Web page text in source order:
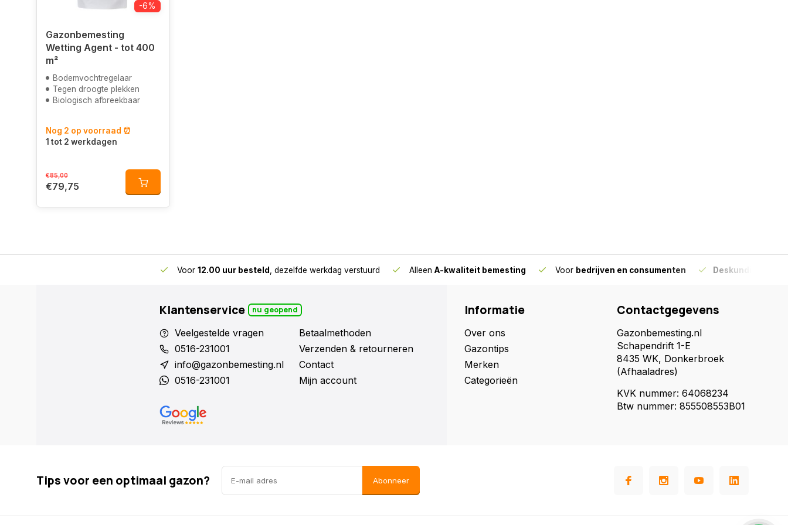
-6%
Gazonbemesting
Wetting Agent - tot 400
m²
Bodemvochtregelaar
Tegen droogte plekken
Biologisch afbreekbaar
Nog 2 op voorraad ⏰
1 tot 2 werkdagen
€85,00
€79,75
Voor 12.00 uur besteld , dezelfde werkdag verstuurd Alleen A-kwaliteit bemesting Voor bedrijven en consumenten Deskundig advies
Klantenservice nu geopend
Veelgestelde vragen
0516-231001
info@gazonbemesting.nl
0516-231001
Betaalmethoden
Verzenden & retourneren
Contact
Mijn account
Informatie
Over ons
Gazontips
Merken
Categorieën
Contactgegevens
Gazonbemesting.nl
Schapendrift 1-E
8435 WK, Donkerbroek
(Afhaaladres)
KVK nummer: 64068234
Btw nummer: 855508553B01
Tips voor een optimaal gazon? Abonneer